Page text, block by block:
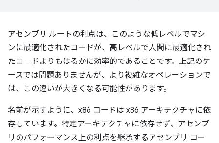
アセンブリ ルートの利点は、このような低レベルでマシ
ンに最適化されたコードが、高レベルで人間に最適化され
たコードよりもはるかに効率的であることです。上記のケ
ースでは問題ありませんが、より複雑なオペレーションで
は、この違いが大きくなる可能性があります。
名前が示すように、x86 コードは x86 アーキテクチャに依
存しています。特定アーキテクチャに依存せず、アセンブ
リのパフォーマンス上の利点を継承するアセンブリ コー